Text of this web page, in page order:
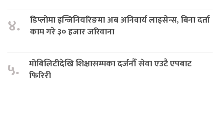
४.
डिप्लोमा इन्जिनियरिङमा अब अनिवार्य लाइसेन्स, बिना दर्ता
काम गरे ३० हजार जरिवाना
५.
मोबिलिटीदेखि शिक्षासम्मका दर्जनौँ सेवा एउटै एपबाट
फिरिरी